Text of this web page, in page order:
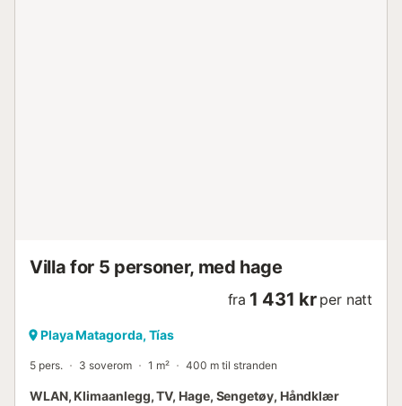
Villa for 5 personer, med hage
fra 1 431 kr per natt
Playa Matagorda, Tías
5 pers. 3 soverom 1 m² 400 m til stranden
WLAN, Klimaanlegg, TV, Hage, Sengetøy, Håndklær